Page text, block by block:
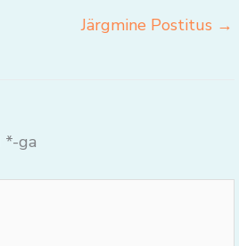
Järgmine Postitus →
*-ga